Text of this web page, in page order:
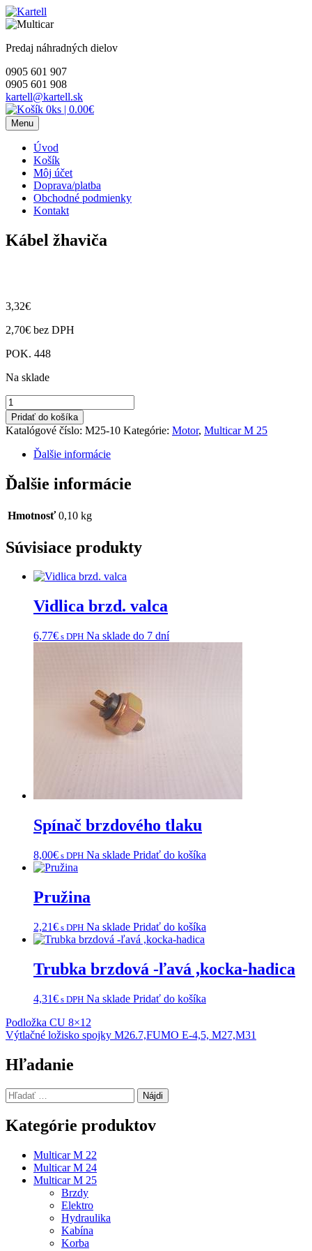
Skip
to
Predaj náhradných dielov
0905 601 907
0905 601 908
kartell@kartell.sk
0ks | 0.00€
Menu
Úvod
Košík
Môj účet
Doprava/platba
Obchodné podmienky
Kontakt
Kábel žhaviča
3,32€
2,70€ bez DPH
POK. 448
Na sklade
množstvo
Kábel
žhaviča
Pridať do košíka
Katalógové číslo: M25-10 Kategórie: Motor, Multicar M 25
Ďalšie informácie
Ďalšie informácie
Hmotnosť 0,10 kg
Súvisiace produkty
Vidlica brzd. valca
6,77€ s DPH Na sklade do 7 dní
Spínač brzdového tlaku
8,00€ s DPH Na sklade Pridať do košíka
Pružina
2,21€ s DPH Na sklade Pridať do košíka
Trubka brzdová -ľavá ,kocka-hadica
4,31€ s DPH Na sklade Pridať do košíka
Navigácia
v
článku
Podložka CU 8×12
Výtlačné ložisko spojky M26.7,FUMO E-4,5, M27,M31
Hľadanie
Hľadať:
Kategórie produktov
Multicar M 22
Multicar M 24
Multicar M 25
Brzdy
Elektro
Hydraulika
Kabína
Korba